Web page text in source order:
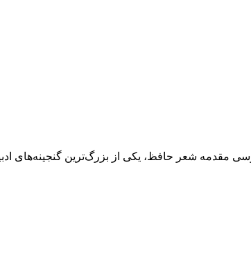
مقدمه شعر حافظ، یکی از بزرگ‌ترین گنجینه‌های